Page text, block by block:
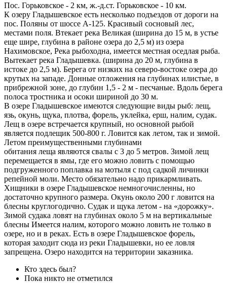
Пос. Горьковское - 2 км, ж.-д.ст. Горьковское - 10 км.
К озеру Гладышевское есть несколько подъездов от дороги на
пос. Поляны от шоссе А-125. Красивый сосновый лес,
местами поля. Втекает река Великая (ширина до 15 м, в устье
еще шире, глубина в районе озера до 2,5 м) из озера
Нахимовское, Река рыбоходна, имеется местная оседлая рыба.
Вытекает река Гладышевка. (ширина до 20 м, глубина в
истоке до 2,5 м). Берега от низких на северо-востоке озера до
крутых на западе. Донные отложения на глубинах илистые, в
прибрежной зоне, до глубин 1,5 - 2 м - песчаные. Вдоль берега
полоса тростника и осоки шириной до 30 м.
В озере Гладышевское имеются следующие виды рыб: лещ,
язь, окунь, щука, плотва, форель, уклейка, ерш, налим, судак.
Лещ в озере встречается крупный, но основной рыбой
является подлещик 500-800 г. Ловится как летом, так и зимой.
Летом преимущественными глубинами
обитания леща являются свалы с 3 до 5 метров. Зимой лещ
перемещается в ямы, где его можно ловить с помощью
подгруженного поплавка на мотыля с под садкой личинки
репейной моли. Место обязательно надо прикармливать.
Хищники в озере Гладышевское немногочисленны, но
достаточно крупного размера. Окунь около 200 г ловится на
блесны круглогодично. Судак и щука летом - на «дорожку».
Зимой судака ловят на глубинах около 5 м на вертикальные
блесны Имеется налим, которого можно ловить не только в
озере, но и в реках. Есть в озере Гладышевское форель,
которая заходит сюда из реки Гладышевки, но ее ловля
запрещена. Озеро находится на территории заказника.
Кто здесь был?
Пока никто не отметился